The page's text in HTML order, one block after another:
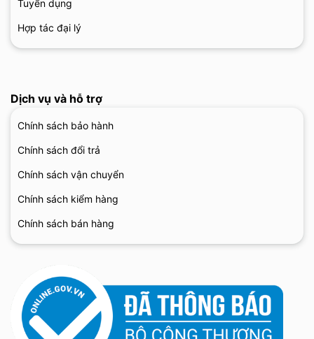
Tuyển dụng
Hợp tác đại lý
Dịch vụ và hỗ trợ
Chính sách bảo hành
Chính sách đổi trả
Chính sách vận chuyển
Chính sách kiểm hàng
Chính sách bán hàng